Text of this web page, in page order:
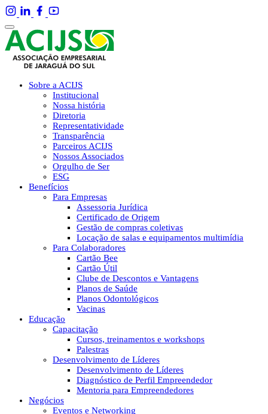
Sobre a ACIJS
Institucional
Nossa história
Diretoria
Representatividade
Transparência
Parceiros ACIJS
Nossos Associados
Orgulho de Ser
ESG
Benefícios
Para Empresas
Assessoria Jurídica
Certificado de Origem
Gestão de compras coletivas
Locação de salas e equipamentos multimídia
Para Colaboradores
Cartão Bee
Cartão Útil
Clube de Descontos e Vantagens
Planos de Saúde
Planos Odontológicos
Vacinas
Educação
Capacitação
Cursos, treinamentos e workshops
Palestras
Desenvolvimento de Líderes
Desenvolvimento de Líderes
Diagnóstico de Perfil Empreendedor
Mentoria para Empreendedores
Negócios
Eventos e Networking